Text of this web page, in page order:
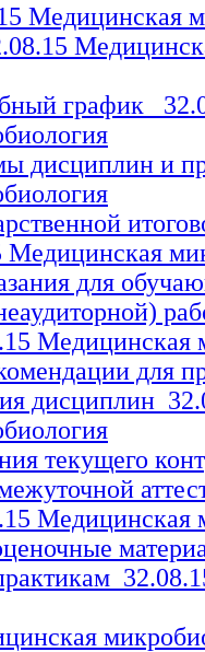
Медицинская
график_
дисциплин и
Медицинская
для
Медицинская
для
текущего
Медицинская